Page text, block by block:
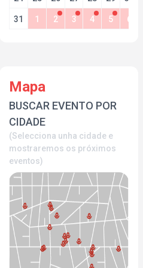
31 1 2 3 4 5 6
Mapa
BUSCAR EVENTO POR
CIDADE
(Selecciona unha cidade e
mostraremos os próximos
eventos)